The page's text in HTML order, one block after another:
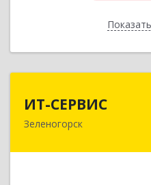
ИТ-СЕРВИС
Зеленогорск
663690,